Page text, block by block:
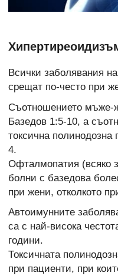
Всички заболявания
срещат по-често при
Съотношението мъже-
Базедов 1:5-10, а
токсична
4.
Офталмопатия (всяко
болни с базедова
при жени, отколкото
Автоимунните
са с най-висока
години.
Токсичната
при пациенти, при